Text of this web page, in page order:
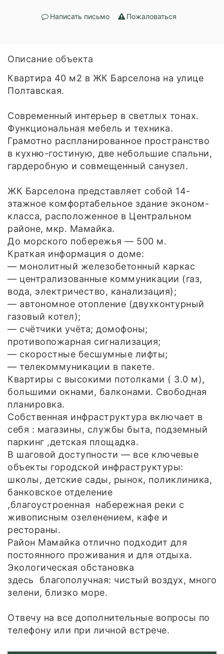
Написать письмо Пожаловаться
Описание объекта
Квартира 40 м2 в ЖК Барселона на улице
Полтавская.
Современный интерьер в светлых тонах.
Функциональная мебель и техника.
Грамотно распланированное пространство
в кухню-гостиную, две небольшие спальни,
гардеробную и совмещенный санузел.
ЖК Барселона представляет собой 14-
этажное комфортабельное здание эконом-
класса, расположенное в Центральном
районе, мкр. Мамайка.
До морского побережья — 500 м.
Краткая информация о доме:
— монолитный железобетонный каркас
— централизованные коммуникации (газ,
вода, электричество, канализация);
— автономное отопление (двухконтурный
газовый котел);
— счётчики учёта; домофоны;
противопожарная сигнализация;
— скоростные бесшумные лифты;
— телекоммуникации в пакете.
Квартиры с высокими потолками ( 3.0 м),
большими окнами, балконами. Свободная
планировка.
Собственная инфраструктура включает в
себя : магазины, службы быта, подземный
паркинг ,детская площадка.
В шаговой доступности — все ключевые
объекты городской инфраструктуры:
школы, детские сады, рынок, поликлиника,
банковское отделение
,благоустроенная набережная реки с
живописным озеленением, кафе и
рестораны.
Район Мамайка отлично подходит для
постоянного проживания и для отдыха.
Экологическая обстановка
здесь благополучная: чистый воздух, много
зелени, близко море.
Отвечу на все дополнительные вопросы по
телефону или при личной встрече.